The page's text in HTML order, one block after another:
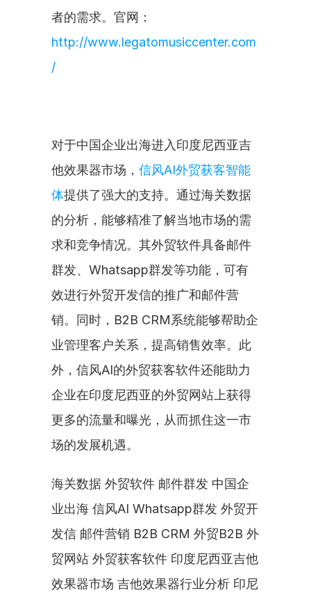
者的需求。官网：
http://www.legatomusiccenter.com
/
对于中国企业出海进入印度尼西亚吉
他效果器市场， 信风AI外贸获客智能
体提供了强大的支持。通过海关数据
的分析，能够精准了解当地市场的需
求和竞争情况。其外贸软件具备邮件
群发、Whatsapp群发等功能，可有
效进行外贸开发信的推广和邮件营
销。同时，B2B CRM系统能够帮助企
业管理客户关系，提高销售效率。此
外，信风AI的外贸获客软件还能助力
企业在印度尼西亚的外贸网站上获得
更多的流量和曝光，从而抓住这一市
场的发展机遇。
海关数据 外贸软件 邮件群发 中国企
业出海 信风AI Whatsapp群发 外贸开
发信 邮件营销 B2B CRM 外贸B2B 外
贸网站 外贸获客软件 印度尼西亚吉他
效果器市场 吉他效果器行业分析 印尼